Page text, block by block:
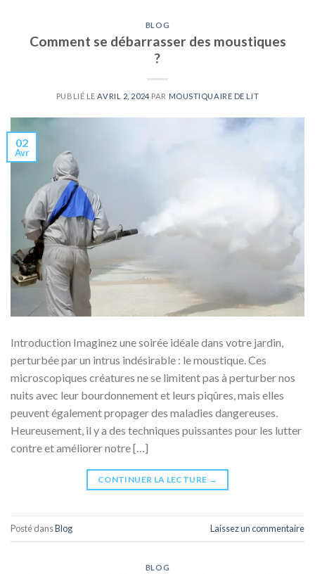
BLOG
Comment se débarrasser des moustiques
?
PUBLIÉ LEAVRIL 2, 2024 PAR MOUSTIQUAIRE DE LIT
02
Avr
Introduction Imaginez une soirée idéale dans votre jardin,
perturbée par un intrus indésirable : le moustique. Ces
microscopiques créatures ne se limitent pas à perturber nos
nuits avec leur bourdonnement et leurs piqûres, mais elles
peuvent également propager des maladies dangereuses.
Heureusement, il y a des techniques puissantes pour les lutter
contre et améliorer notre […]
CONTINUER LA LECTURE →
Posté dansBlog Laissez un commentaire
BLOG